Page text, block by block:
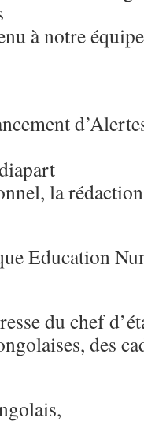
à notre équipe
la
Education
du chef
des